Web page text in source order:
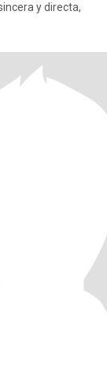
y directa,